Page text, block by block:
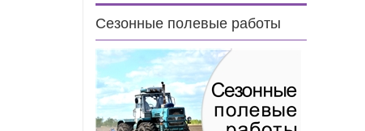
Сезонные полевые работы